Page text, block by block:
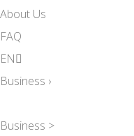
About Us
FAQ
EN
Business ›
Business >